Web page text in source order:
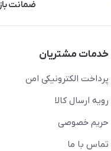
ضمانت
خدمات مشتریان
پرداخت الکترونیکی امن
رویه ارسال کالا
حریم خصوصی
تماس با ما